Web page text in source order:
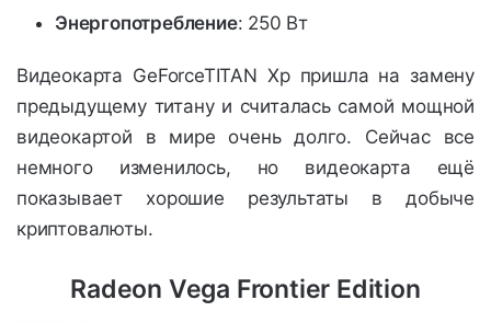
Энергопотребление: 250 Вт
Видеокарта GeForceTITAN Xp пришла на замену
предыдущему титану и считалась самой мощной
видеокартой в мире очень долго. Сейчас все
немного изменилось, но видеокарта ещё
показывает хорошие результаты в добыче
криптовалюты.
Radeon Vega Frontier Edition